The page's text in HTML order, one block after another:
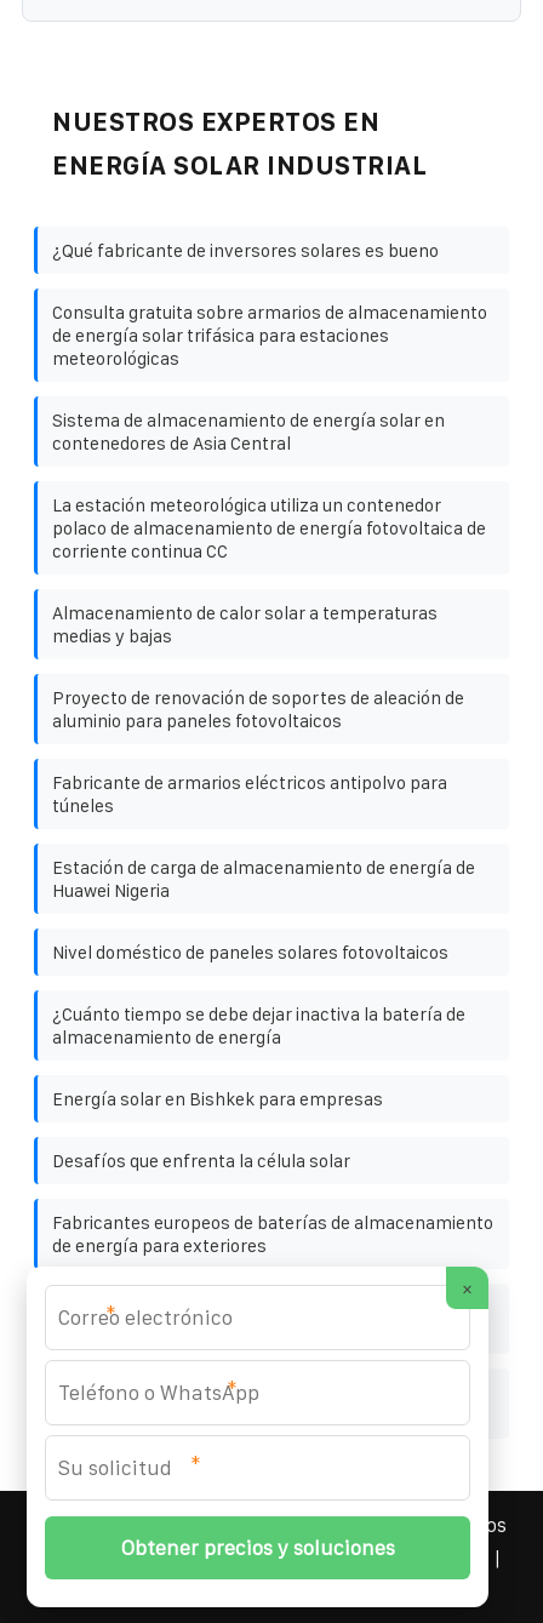
NUESTROS EXPERTOS EN
ENERGÍA SOLAR INDUSTRIAL
¿Qué fabricante de inversores solares es bueno
Consulta gratuita sobre armarios de almacenamiento
de energía solar trifásica para estaciones
meteorológicas
Sistema de almacenamiento de energía solar en
contenedores de Asia Central
La estación meteorológica utiliza un contenedor
polaco de almacenamiento de energía fotovoltaica de
corriente continua CC
Almacenamiento de calor solar a temperaturas
medias y bajas
Proyecto de renovación de soportes de aleación de
aluminio para paneles fotovoltaicos
Fabricante de armarios eléctricos antipolvo para
túneles
Estación de carga de almacenamiento de energía de
Huawei Nigeria
Nivel doméstico de paneles solares fotovoltaicos
¿Cuánto tiempo se debe dejar inactiva la batería de
almacenamiento de energía
Energía solar en Bishkek para empresas
Desafíos que enfrenta la célula solar
Fabricantes europeos de baterías de almacenamiento
de energía para exteriores
Precio de almacenamiento de energía portátil en el
comercio exterior de Polonia
Dibujo de tabla de clasificación de corrosión de
YOUFOTO INDUSTRIAL SOLAR
2026 Todos los
derechos reservados. | Teléfono:+34 91 527 43 18
×
*
*
*